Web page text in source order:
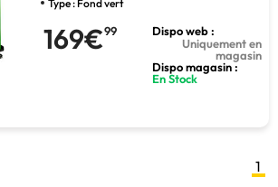
Type : Fond vert
169€99
Dispo web :
Uniquement en
magasin
Dispo magasin :
En Stock
1